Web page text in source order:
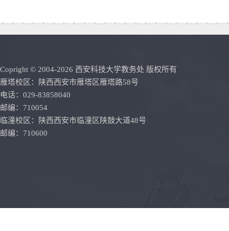
Copright © 2004-2026 西安科技大学教务处 版权所有
雁塔校区：陕西西安市雁塔区雁塔路58号
电话：029-83858040
邮编：710054
临潼校区：陕西西安市临潼区陕鼓大道48号
邮编：710600